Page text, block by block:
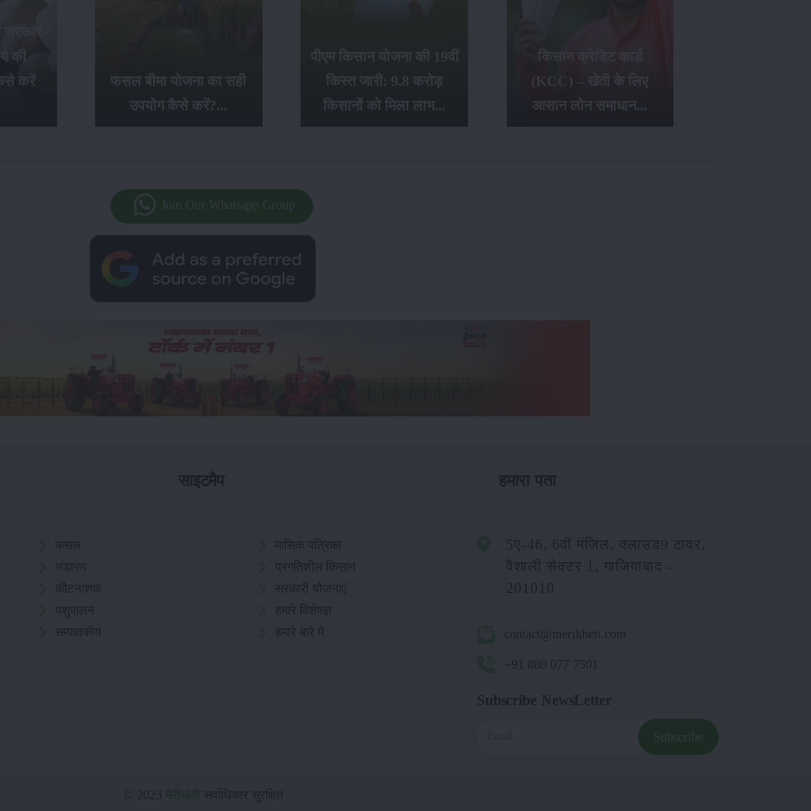
की
करें
फसल बीमा योजना का सही
उपयोग कैसे करें?...
पीएम किसान योजना की 19वीं
किस्त जारी: 9.8 करोड़
किसानों को मिला लाभ...
किसान क्रेडिट कार्ड
(KCC) – खेती के लिए
आसान लोन समाधान...
Join Our Whatsapp Group
Subscribe